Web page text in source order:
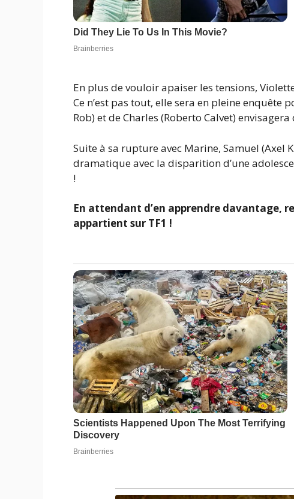
En plus de vouloir apaiser les tensions,
Ce n’est pas tout, elle sera en pleine
Rob) et de Charles (Roberto Calvet)
Suite à sa rupture avec Marine, Samuel
dramatique avec la disparition d’une
!
En attendant d’en apprendre davantage,
appartient sur TF1 !